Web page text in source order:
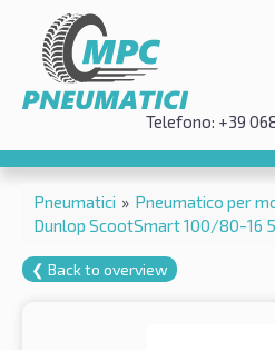
Telefono: +39
Pneumatici » Pneumatico per
Dunlop ScootSmart 100/80-16
❮ Back to overview